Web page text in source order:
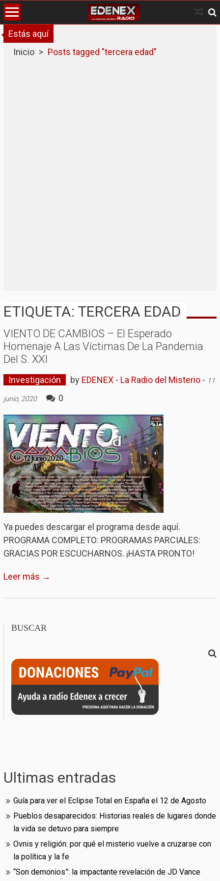
Skip
to
content
Estás aquí
Inicio > Posts tagged "tercera edad"
ETIQUETA: TERCERA EDAD
VIENTO DE CAMBIOS – El Esperado
Homenaje A Las Víctimas De La Pandemia
Del S. XXI
Investigación by EDENEX - La Radio del Misterio- 11
junio, 2020 0
Ya puedes descargar el programa desde aquí.
PROGRAMA COMPLETO: PROGRAMAS PARCIALES:
GRACIAS POR ESCUCHARNOS. ¡HASTA PRONTO!
Leer más →
BUSCAR
Ultimas entradas
Guía para ver el Eclipse Total en España el 12 de Agosto
Pueblos desaparecidos: Historias reales de lugares donde
la vida se detuvo para siempre
Ovnis y religión: por qué el misterio vuelve a cruzarse con
la política y la fe
“Son demonios”: la impactante revelación de JD Vance